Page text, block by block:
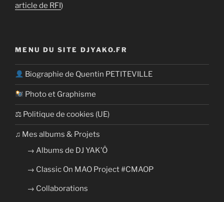
article de RFI)
MENU DU SITE DJYAKO.FR
Biographie de Quentin PETITEVILLE
Photo et Graphisme
⚖ Politique de cookies (UE)
​​♫ Mes albums & Projets
→ Albums de DJ YAK’Ô
→ Classic On MAO Project #CMAOP
→ Collaborations